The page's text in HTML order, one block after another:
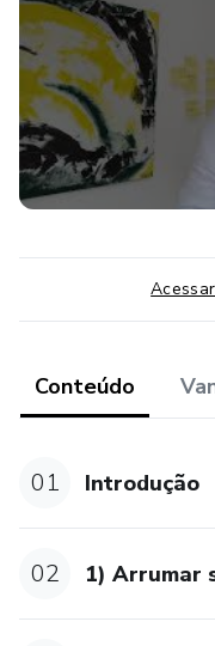
digital.
Para realmente fazer
de "hacks" ou "truques
O que você precisa
implementar os 3
Os 3 fundamentos são:
1) Uma marca que
3) Um processo para
CONFIANTE em
Conteúdo
01 Introdução
02 1) Arrumar